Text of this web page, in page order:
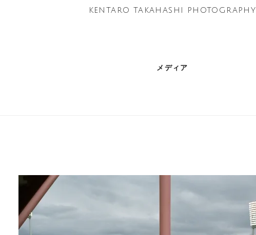
KENTARO TAKAHASHI PHOTOGRAPHY
メディア